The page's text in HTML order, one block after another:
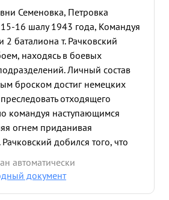
Семеновка, Петровка
16 шалу 1943 года, Командуя
баталиона т. Рачковский
находясь в боевых
Личный состав
броском достиг немецких
отходящего
командуя наступающимся
огнем приданивая
добился того, что
д. Семеновку, уничтожив до
...»
автоматически
документ